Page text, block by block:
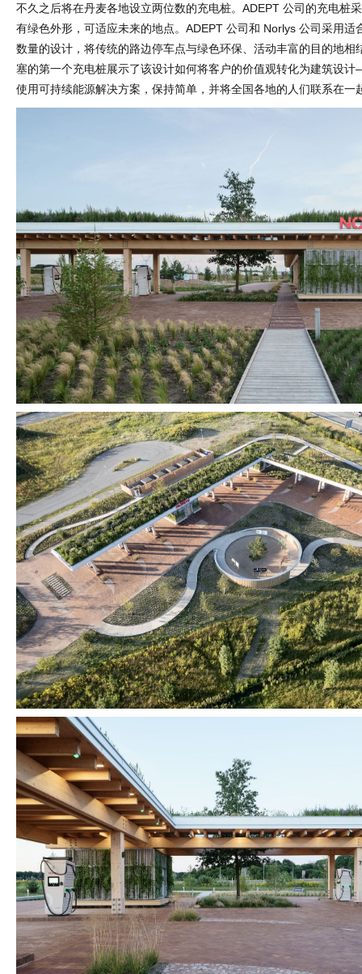
不久之后将在丹麦各地设立两位数的充电桩。ADEPT 公司的充电桩
有绿色外形，可适应未来的地点。ADEPT 公司和 Norlys 公司采用适
数量的设计，将传统的路边停车点与绿色环保、活动丰富的目的地相
塞的第一个充电桩展示了该设计如何将客户的价值观转化为建筑设计
使用可持续能源解决方案，保持简单，并将全国各地的人们联系在一